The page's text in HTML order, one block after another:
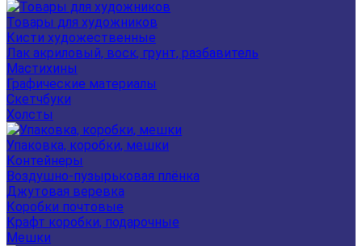
Товары для художников
Кисти художественные
Лак акриловый, воск, грунт, разбавитель
Мастихины
Графические материалы
Скетчбуки
Холсты
Упаковка, коробки, мешки
Контейнеры
Воздушно-пузырьковая плёнка
Джутовая веревка
Коробки почтовые
Крафт коробки, подарочные
Мешки